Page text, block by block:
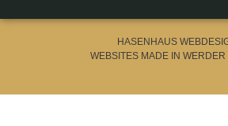
HASENHAUS
WEBSITES MADE IN WERDER